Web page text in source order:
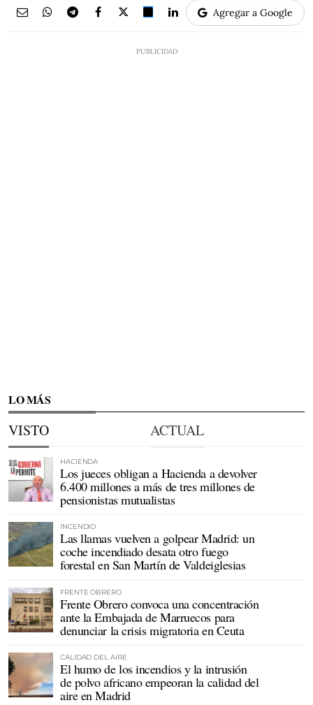
Agregar a Google
LO MÁS
VISTO ACTUAL
HACIENDA
Los jueces obligan a Hacienda a devolver
6.400 millones a más de tres millones de
pensionistas mutualistas
INCENDIO
Las llamas vuelven a golpear Madrid: un
coche incendiado desata otro fuego
forestal en San Martín de Valdeiglesias
FRENTE OBRERO
Frente Obrero convoca una concentración
ante la Embajada de Marruecos para
denunciar la crisis migratoria en Ceuta
CALIDAD DEL AIRE
El humo de los incendios y la intrusión
de polvo africano empeoran la calidad del
aire en Madrid